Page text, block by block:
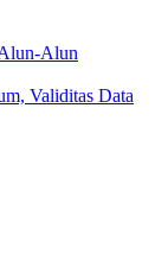
Alun
Validitas Data